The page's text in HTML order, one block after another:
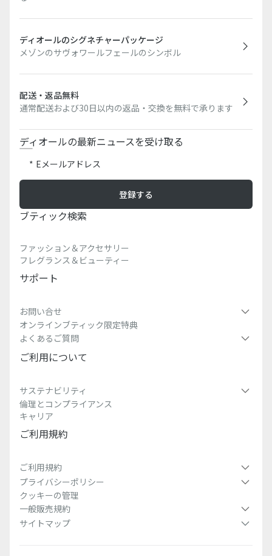
ディオールのシグネチャーパッケージ
メゾンのサヴォワールフェールのシンボル
配送・返品無料
通常配送および30日以内の返品・交換を無料で承ります
ディオールの最新ニュースを受け取る
Eメールアドレス
登録する
ブティック検索​
ファッション＆アクセサリー
フレグランス＆ビューティー
サポート
お問い合せ
オンラインブティック限定特典
よくあるご質問
ご利用について
サステナビリティ
倫理とコンプライアンス
キャリア
ご利用規約
ご利用規約
プライバシーポリシー
クッキーの管理
一般販売規約
サイトマップ